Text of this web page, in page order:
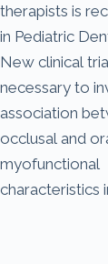
therapists is
in Pediatric
New clinical
necessary to
association
occlusal and
myofunctional
characteristics